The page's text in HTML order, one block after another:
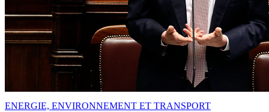
ENERGIE, ENVIRONNEMENT ET TRANSPORT